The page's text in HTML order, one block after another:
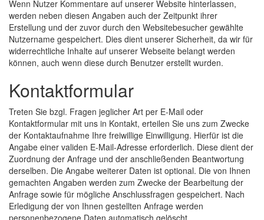
Wenn Nutzer Kommentare auf unserer Website hinterlassen,
werden neben diesen Angaben auch der Zeitpunkt ihrer
Erstellung und der zuvor durch den Websitebesucher gewählte
Nutzername gespeichert. Dies dient unserer Sicherheit, da wir für
widerrechtliche Inhalte auf unserer Webseite belangt werden
können, auch wenn diese durch Benutzer erstellt wurden.
Kontaktformular
Treten Sie bzgl. Fragen jeglicher Art per E-Mail oder
Kontaktformular mit uns in Kontakt, erteilen Sie uns zum Zwecke
der Kontaktaufnahme Ihre freiwillige Einwilligung. Hierfür ist die
Angabe einer validen E-Mail-Adresse erforderlich. Diese dient der
Zuordnung der Anfrage und der anschließenden Beantwortung
derselben. Die Angabe weiterer Daten ist optional. Die von Ihnen
gemachten Angaben werden zum Zwecke der Bearbeitung der
Anfrage sowie für mögliche Anschlussfragen gespeichert. Nach
Erledigung der von Ihnen gestellten Anfrage werden